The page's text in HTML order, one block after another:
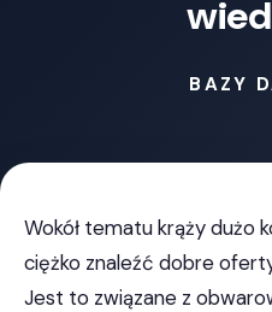
BAZY
Wokół tematu krąży dużo
ciężko znaleźć dobre
Jest to związane z